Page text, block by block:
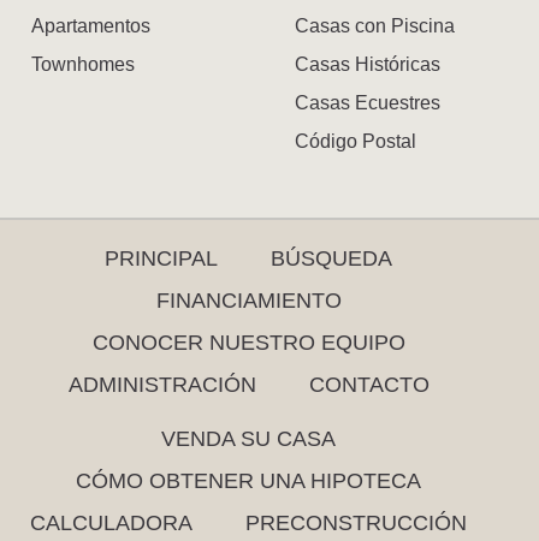
Apartamentos
Townhomes
Casas con Piscina
Casas Históricas
Casas Ecuestres
Código Postal
PRINCIPAL
BÚSQUEDA
FINANCIAMIENTO
CONOCER NUESTRO EQUIPO
ADMINISTRACIÓN
CONTACTO
VENDA SU CASA
CÓMO OBTENER UNA HIPOTECA
CALCULADORA
PRECONSTRUCCIÓN